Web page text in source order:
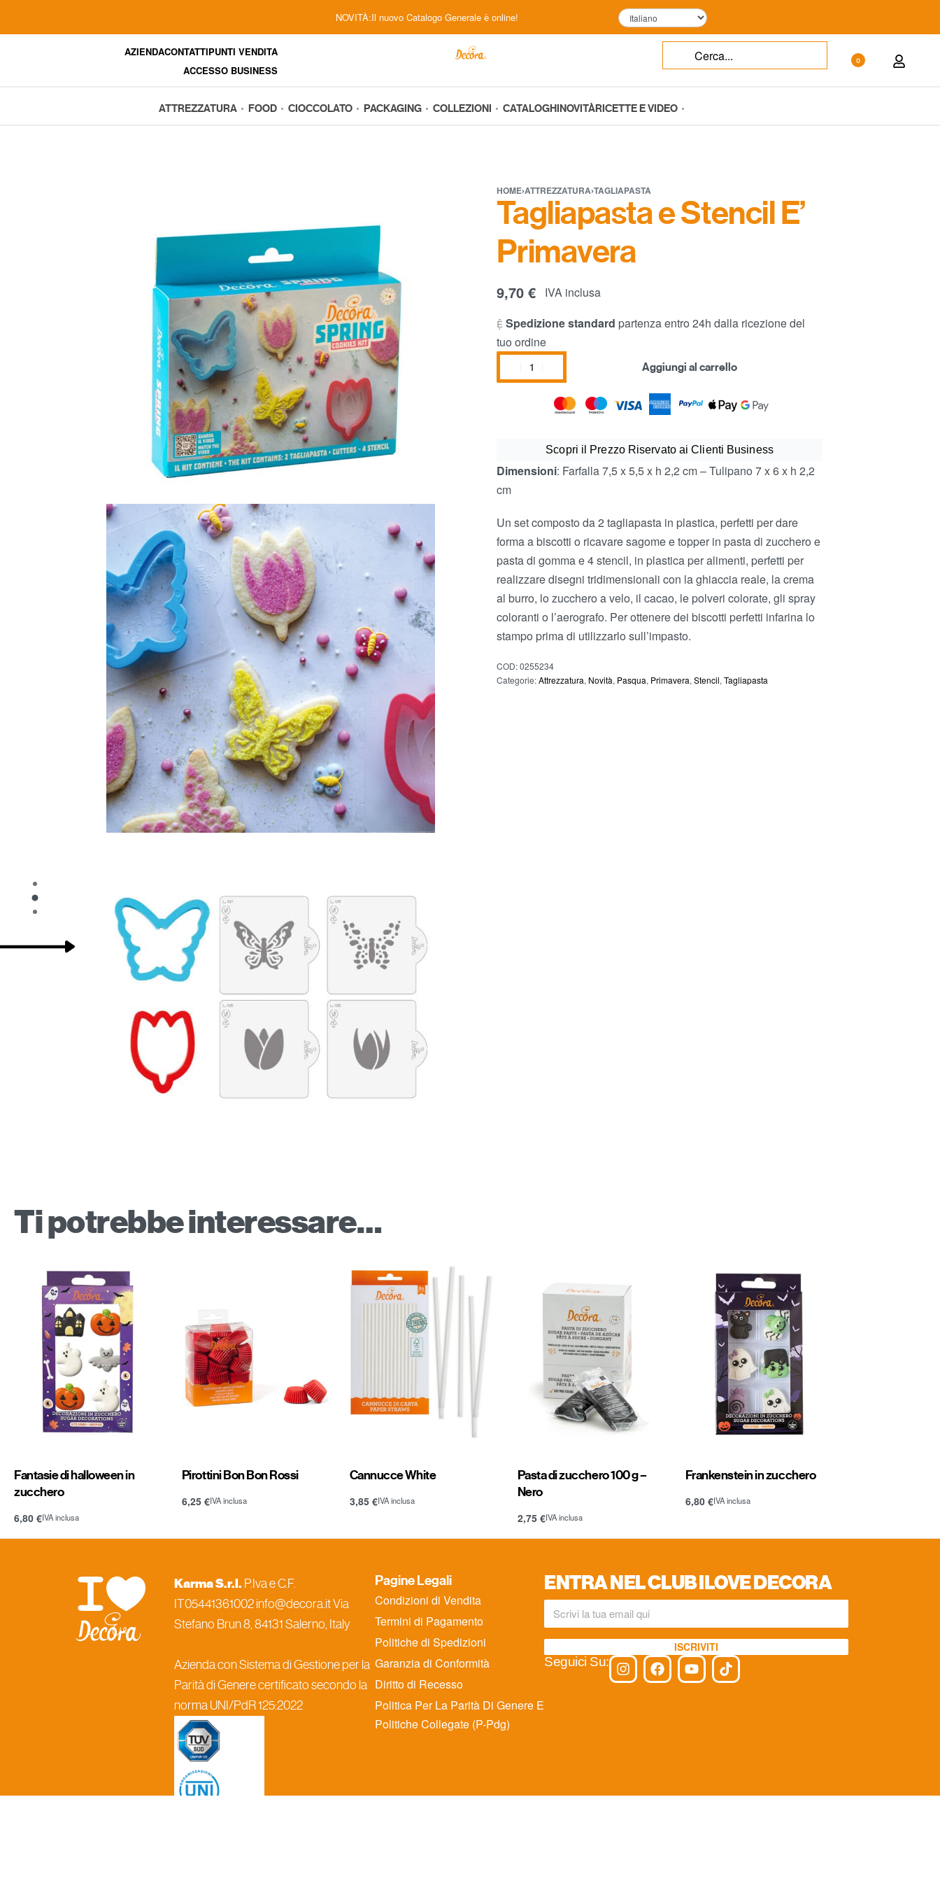
NOVITÀ:Il nuovo Catalogo Generale è online!
AZIENDACONTATTIPUNTI VENDITA
ACCESSO BUSINESS
0
ATTREZZATURA FOOD CIOCCOLATO PACKAGING COLLEZIONI CATALOGHI NOVITÀRICETTE E VIDEO
HOME›ATTREZZATURA›TAGLIAPASTA
Tagliapasta e Stencil E’
Primavera
9,70€
IVA inclusa
Spedizione standard partenza entro 24h dalla ricezione del
tuo ordine
Aggiungi al carrello
Scopri il Prezzo Riservato ai Clienti Business
Dimensioni: Farfalla 7,5 x 5,5 x h 2,2 cm – Tulipano 7 x 6 x h 2,2
cm
Un set composto da 2 tagliapasta in plastica, perfetti per dare
forma a biscotti o ricavare sagome e topper in pasta di zucchero e
pasta di gomma e 4 stencil, in plastica per alimenti, perfetti per
realizzare disegni tridimensionali con la ghiaccia reale, la crema
al burro, lo zucchero a velo, il cacao, le polveri colorate, gli spray
coloranti o l’aerografo. Per ottenere dei biscotti perfetti infarina lo
stampo prima di utilizzarlo sull’impasto.
COD: 0255234
Categorie: Attrezzatura, Novità, Pasqua, Primavera,Stencil,Tagliapasta
Ti potrebbe interessare…
Fantasie di halloween in
zucchero
6,80 €IVA inclusa
Pirottini Bon Bon Rossi
6,25 €IVA inclusa
Cannucce White
3,85 €IVA inclusa
Pasta di zucchero 100 g –
Nero
2,75 €IVA inclusa
Frankenstein in zucchero
6,80 €IVA inclusa
Karma S.r.l. P.Iva e C.F.
IT05441361002 info@decora.it Via
Stefano Brun 8, 84131 Salerno, Italy
Azienda con Sistema di Gestione per la
Parità di Genere certificato secondo la
norma UNI/PdR 125:2022
Pagine Legali
Condizioni di Vendita
Termini di Pagamento
Politiche di Spedizioni
Garanzia di Conformità
Diritto di Recesso
Politica Per La Parità Di Genere E
Politiche Collegate (P-Pdg)
ENTRA NEL CLUB ILOVE DECORA
ISCRIVITI
Seguici Su: